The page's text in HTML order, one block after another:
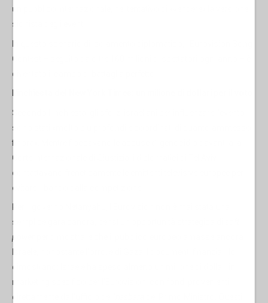
un pubblico internazionale, nel tentativo di «vendere» la versione
sionista degli eventi.
Contest – seguito da oltre 160 milioni di spettatori ogni anno – è
diventato il campo di battaglia perfetto.
Secondo l'inchiesta, gli sforzi israeliani per influenzare l'evento
sono stati «molto più profondi e coordinati di quanto ammesso
finora». Mentre fioccavano le accuse di genocidio davanti alla
Corte Internazionale di Giustizia, i diplomatici di Tel Aviv
contattavano freneticamente le emittenti televisive europee per
evitare il bando dalla competizione.
semplice gara canora, bensì un'opportunità strategica di
power
dimostrano: Israele ha speso almeno un milione di dollari in
marketing specifico per l'Eurovision, con fondi provenienti
direttamente dall'ufficio dell'